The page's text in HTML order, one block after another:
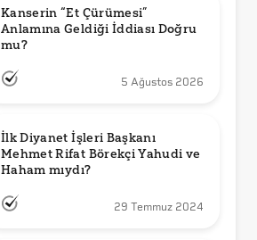
Kanserin “Et Çürümesi”
Anlamına Geldiği İddiası Doğru
mu?
5 Ağustos 2026
İlk Diyanet İşleri Başkanı
Mehmet Rifat Börekçi Yahudi ve
Haham mıydı?
29 Temmuz 2024